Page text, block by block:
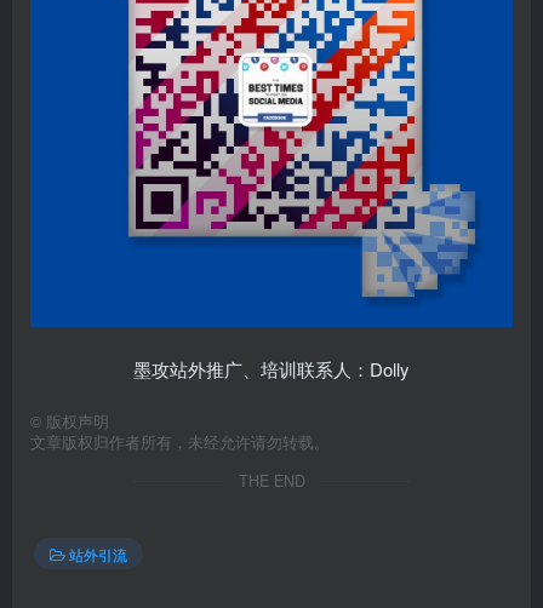
墨攻站外推广、培训联系人：Dolly
© 版权声明
文章版权归作者所有，未经允许请勿转载。
THE END
站外引流